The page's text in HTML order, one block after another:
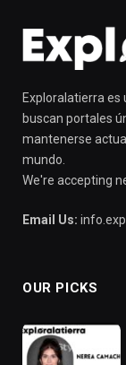
Exploralatierra
buscan portales
mantenerse
mundo.
We're accepting
Email Us:
OUR PICKS